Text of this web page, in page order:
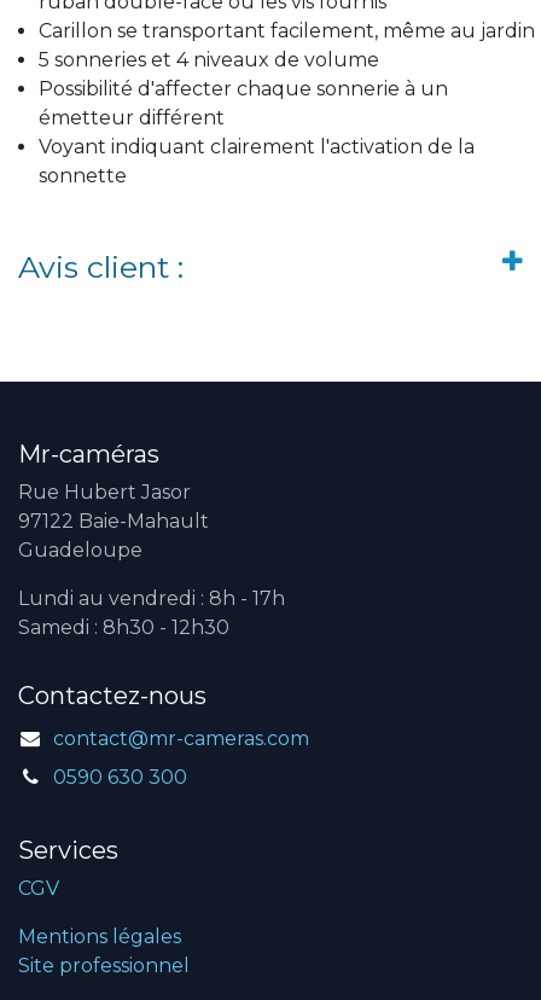
Carillon se transportant facilement, même au jardin
5 sonneries et 4 niveaux de volume
Possibilité d'affecter chaque sonnerie à un
émetteur différent
Voyant indiquant clairement l'activation de la
sonnette
Avis client :
Mr-caméras
Rue Hubert Jasor
97122 Baie-Mahault
Guadeloupe
Lundi au vendredi : 8h - 17h
Samedi : 8h30 - 12h30
Contactez-nous
contact@mr-cameras.com
0590 630 300
Services
CGV
Mentions légales
Site professionnel